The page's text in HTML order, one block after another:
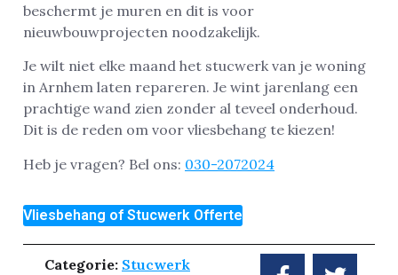
beschermt je muren en dit is voor
nieuwbouwprojecten noodzakelijk.
Je wilt niet elke maand het stucwerk van je woning
in Arnhem laten repareren. Je wint jarenlang een
prachtige wand zien zonder al teveel onderhoud.
Dit is de reden om voor vliesbehang te kiezen!
Heb je vragen? Bel ons: 030-2072024
Vliesbehang of Stucwerk Offerte
Categorie: Stucwerk